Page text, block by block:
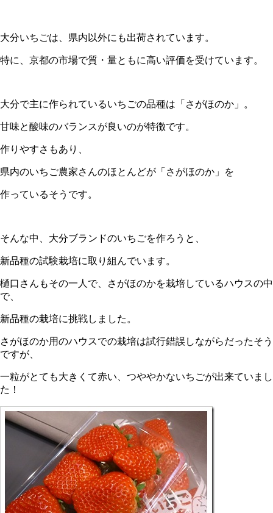
大分いちごは、県内以外にも出荷されています。
特に、京都の市場で質・量ともに高い評価を受けています。
大分で主に作られているいちごの品種は「さがほのか」。
甘味と酸味のバランスが良いのが特徴です。
作りやすさもあり、
県内のいちご農家さんのほとんどが「さがほのか」を
作っているそうです。
そんな中、大分ブランドのいちごを作ろうと、
新品種の試験栽培に取り組んでいます。
樋口さんもその一人で、さがほのかを栽培しているハウスの中
で、
新品種の栽培に挑戦しました。
さがほのか用のハウスでの栽培は試行錯誤しながらだったそう
ですが、
一粒がとても大きくて赤い、つややかないちごが出来ていまし
た！